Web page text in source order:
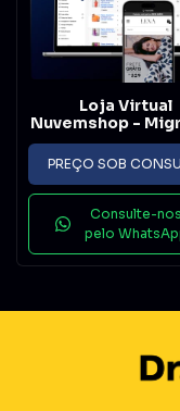
Loja Virtual
Nuvemshop -
- Flex
PREÇO SOB
Consulte-nos
pelo